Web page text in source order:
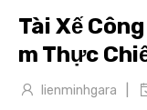
Tài Xế
m Thực
lienminhgara